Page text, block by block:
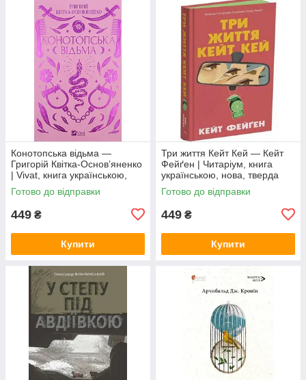
Конотопська відьма —
Григорій Квітка-Основ’яненко
| Vivat, книга українською,
нова, тверда
Готово до відправки
449 ₴
Купити
Три життя Кейт Кей — Кейт
Фейґен | Читаріум, книга
українською, нова, тверда
Готово до відправки
449 ₴
Купити